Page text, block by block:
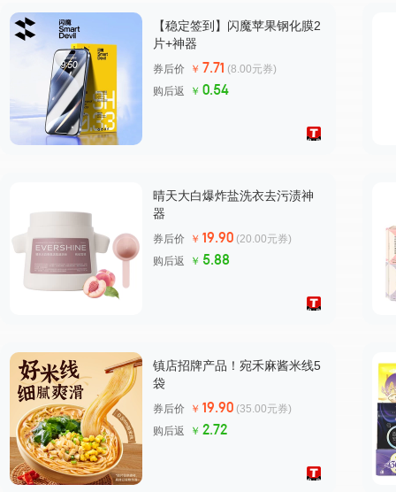
【稳定签到】闪魔苹果钢化膜2
片+神器
券后价 ￥ 7.71 (8.00元券)
购后返
￥ 0.54
晴天大白爆炸盐洗衣去污渍神
器
券后价 ￥ 19.90 (20.00元券)
购后返
￥ 5.88
镇店招牌产品！宛禾麻酱米线5
袋
券后价 ￥ 19.90 (35.00元券)
购后返
￥ 2.72